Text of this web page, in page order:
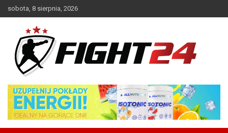
to
sobota, 8 sierpnia, 2026
FIGHT24.PL – MMA i K-1, UFC